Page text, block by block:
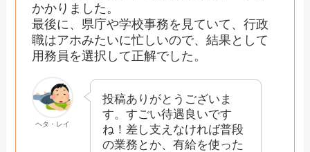
かかりました。
最後に、県庁や学校事務を見ていて、行政
職はアホみたいに忙しいので、結果として
用務員を選択して正解でした。
ヘタ・レイ
投稿ありがとうございま
す。すごい待遇良いです
ね！差し支えなければ普段
の業務とか、有給を使った